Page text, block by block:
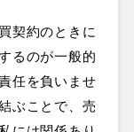
契約のときに
るのが一般的
任を負いませ
ぶことで、売